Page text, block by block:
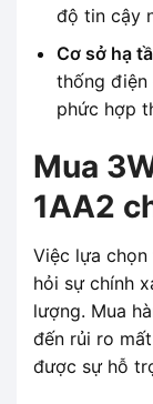
độ tin cậy
Cơ sở hạ
thống điện
phức hợp
Mua
1AA2
Việc lựa
hỏi sự chính
lượng. Mua
đến rủi ro
được sự hỗ